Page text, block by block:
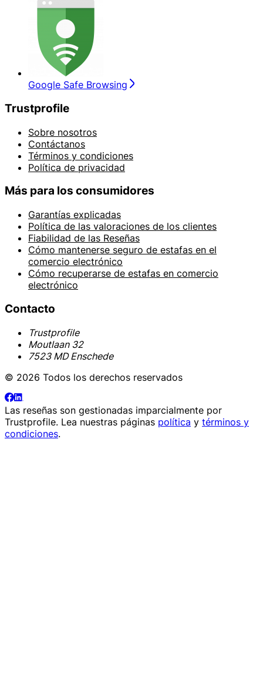
Google Safe Browsing
Trustprofile
Sobre nosotros
Contáctanos
Términos y condiciones
Política de privacidad
Más para los consumidores
Garantías explicadas
Política de las valoraciones de los clientes
Fiabilidad de las Reseñas
Cómo mantenerse seguro de estafas en el
comercio electrónico
Cómo recuperarse de estafas en comercio
electrónico
Contacto
Trustprofile
Moutlaan 32
7523 MD Enschede
© 2026 Todos los derechos reservados
Las reseñas son gestionadas imparcialmente por
Trustprofile. Lea nuestras páginas política y términos y
condiciones.